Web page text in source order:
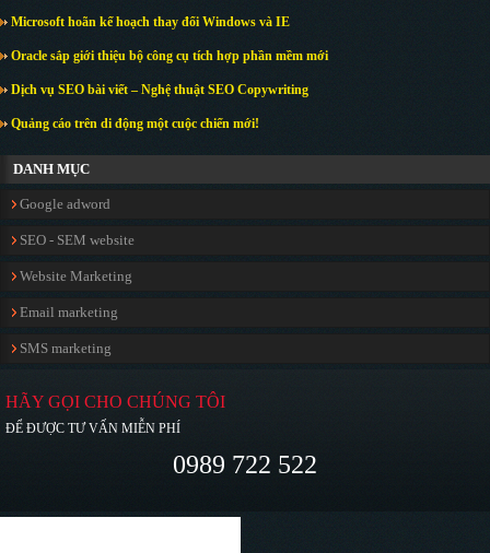
Microsoft hoãn kế hoạch thay đổi Windows và IE
Oracle sắp giới thiệu bộ công cụ tích hợp phần mềm mới
Dịch vụ SEO bài viết – Nghệ thuật SEO Copywriting
Quảng cáo trên di động một cuộc chiến mới!
DANH MỤC
Google adword
SEO - SEM website
Website Marketing
Email marketing
SMS marketing
HÃY GỌI CHO CHÚNG TÔI
ĐỂ ĐƯỢC TƯ VẤN MIỄN PHÍ
0989 722 522